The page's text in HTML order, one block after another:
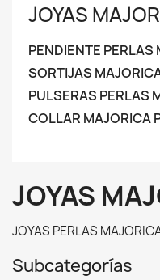
JOYAS
PENDIENTE PERLAS
SORTIJAS
PULSERAS PERLAS
COLLAR MAJORICA
JOYAS
JOYAS PERLAS
Subcategorías